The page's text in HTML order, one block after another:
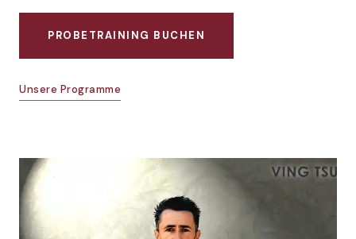
PROBETRAINING BUCHEN
Unsere Programme